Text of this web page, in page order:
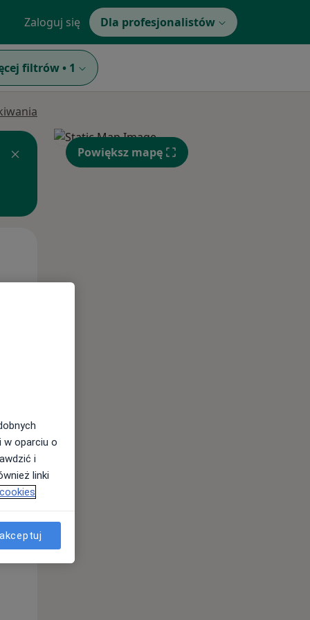
Zaloguj się Dla profesjonalistów
filtrów • 1
Pon,
Powiększ mapę
w oparciu o
i
linki